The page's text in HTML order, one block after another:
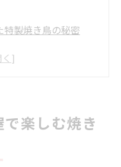
製焼き鳥の秘密
する焼き鳥の魅力
めの食べ方ガイド
楽しむ焼き